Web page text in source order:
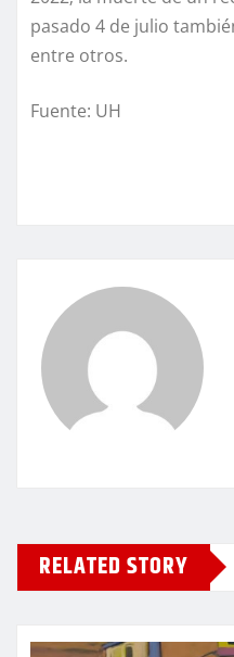
pasado 4 de julio
entre otros.
Fuente: UH
RELATED STORY